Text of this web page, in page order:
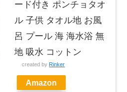
ード付き ポンチョタオ
ル 子供 タオル地 お風
呂 プール 海 海水浴 無
地 吸水 コットン
created by Rinker
Amazon